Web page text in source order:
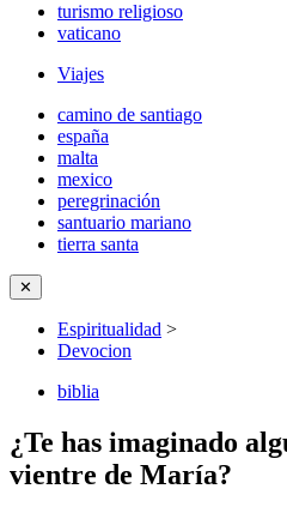
turismo religioso
vaticano
Viajes
camino de santiago
españa
malta
mexico
peregrinación
santuario mariano
tierra santa
✕
Espiritualidad >
Devocion
biblia
¿Te has imaginado
vientre de María?